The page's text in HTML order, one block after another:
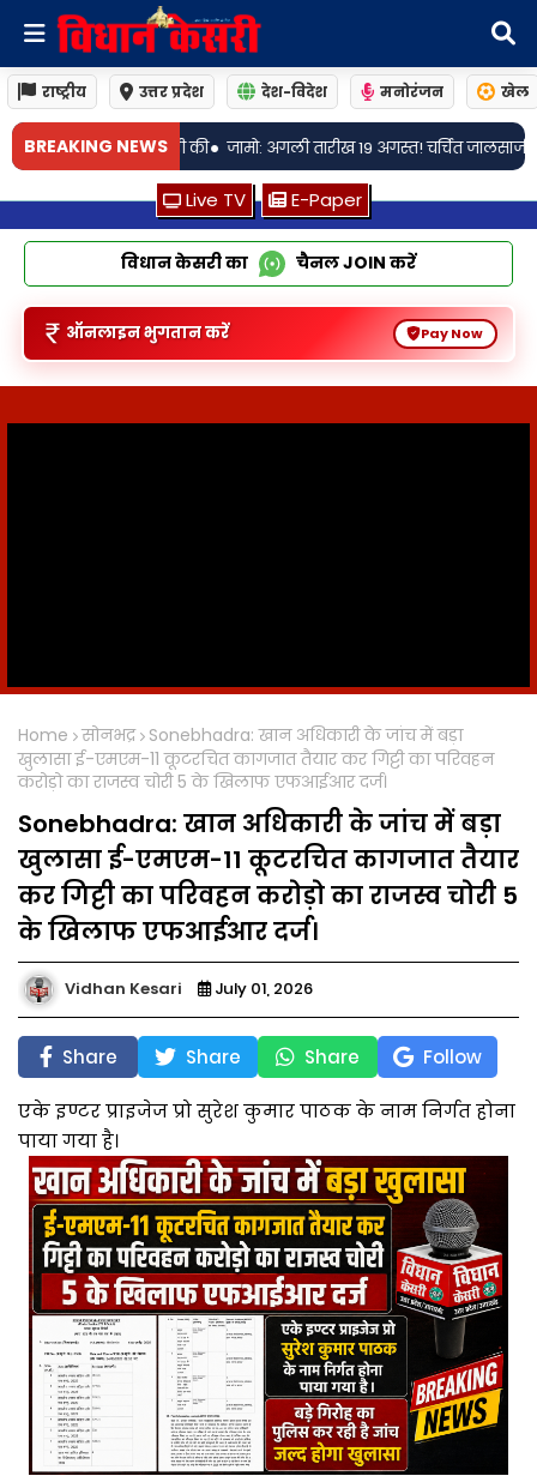
राष्ट्रीय उत्तर प्रदेश देश-विदेश मनोरंजन खेल
BREAKING NEWS
तारीख 19 अगस्त! चर्चित जालसाजी मामले में चार्ज फ्रेम की कार्यवाही शुरू• ये
Live TV E-Paper
विधान केसरी का चैनलJOIN करें
ऑनलाइन भुगतान करें Pay Now
Home सोनभद्र Sonebhadra: खान अधिकारी के जांच में बड़ा
खुलासा ई-एमएम-11 कूटरचित कागजात तैयार कर गिट्टी का परिवहन
करोड़ो का राजस्व चोरी 5 के खिलाफ एफआईआर दर्ज।
Sonebhadra: खान अधिकारी के जांच में बड़ा
खुलासा ई-एमएम-11 कूटरचित कागजात तैयार
कर गिट्टी का परिवहन करोड़ो का राजस्व चोरी 5
के खिलाफ एफआईआर दर्ज।
Vidhan Kesari July 01, 2026
Share Share Share Follow
एके इण्टर प्राइजेज प्रो सुरेश कुमार पाठक के नाम निर्गत होना
पाया गया है।